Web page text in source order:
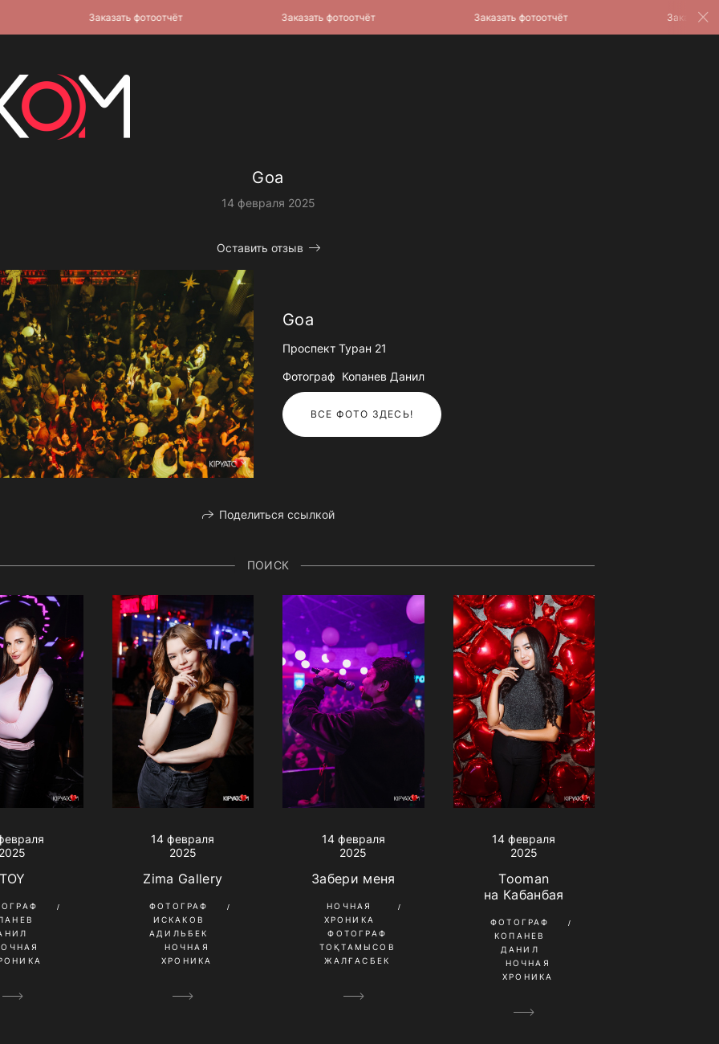
Goa
14 февраля 2025
Оставить отзыв
Goa
Проспект Туран 21
Фотограф Копанев Данил
ВСЕ ФОТО ЗДЕСЬ!
Поделиться ссылкой
ПОИСК
14 февраля
2025
Zima Gallery
ФОТОГРАФ
ИСКАКОВ
АДИЛЬБЕК
НОЧНАЯ
ХРОНИКА
14 февраля
2025
Забери меня
НОЧНАЯ
ХРОНИКА
ФОТОГРАФ
ТОҚТАМЫСОВ
ЖАЛҒАСБЕК
14 февраля
2025
Tooman
на Кабанбая
ФОТОГРАФ
КОПАНЕВ
ДАНИЛ
НОЧНАЯ
ХРОНИКА
Заказать фотоотчёт Заказать фотоотчёт Заказать фотоотчёт Заказать